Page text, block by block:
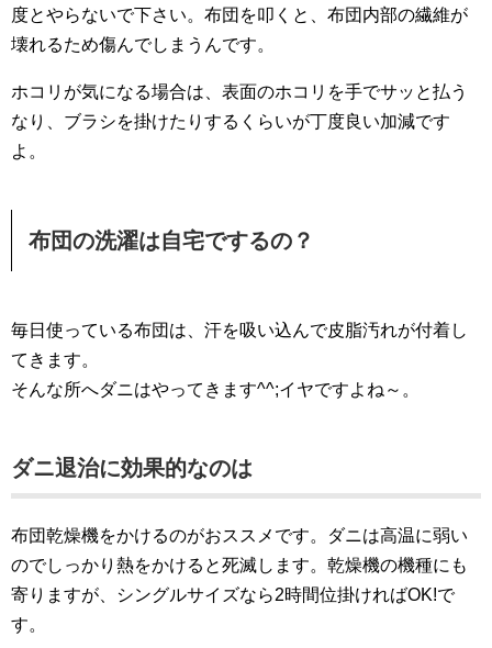
度とやらないで下さい。布団を叩くと、布団内部の繊維が
壊れるため傷んでしまうんです。
ホコリが気になる場合は、表面のホコリを手でサッと払う
なり、ブラシを掛けたりするくらいが丁度良い加減です
よ。
布団の洗濯は自宅でするの？
毎日使っている布団は、汗を吸い込んで皮脂汚れが付着し
てきます。
そんな所へダニはやってきます^^;イヤですよね～。
ダニ退治に効果的なのは
布団乾燥機をかけるのがおススメです。ダニは高温に弱い
のでしっかり熱をかけると死滅します。乾燥機の機種にも
寄りますが、シングルサイズなら2時間位掛ければOK!で
す。